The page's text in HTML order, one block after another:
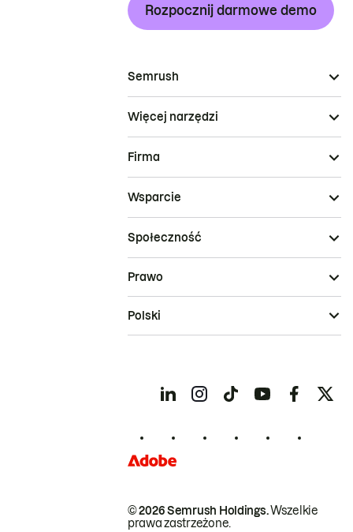
Rozpocznij darmowe demo
Semrush
Więcej narzędzi
Firma
Wsparcie
Społeczność
© 2026 Semrush Holdings.Wszelkie
prawa zastrzeżone.
Prawo
Polski